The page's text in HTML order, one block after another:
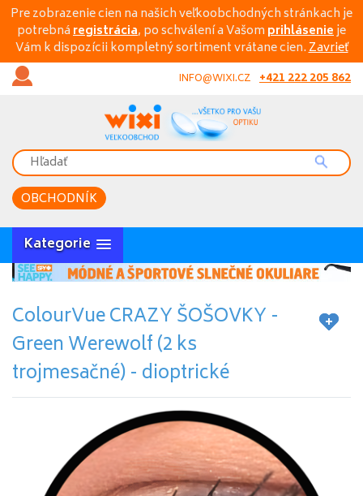
Pre zobrazenie cien na našich veľkoobchodných stránkach je
potrebnáregistrácia, po schválení a Vašom prihlásenieje
Vám k dispozícii kompletný sortiment vrátane cien.Zavrieť
INFO@WIXI.CZ +421 222 205 862
OBCHODNÍK
Kategorie
ColourVue CRAZY ŠOŠOVKY -
Green Werewolf (2 ks
trojmesačné) - dioptrické